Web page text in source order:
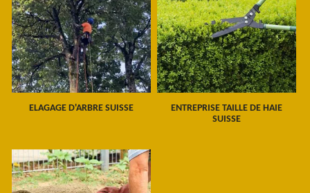
ELAGAGE D'ARBRE SUISSE
ENTREPRISE TAILLE DE HAIE
SUISSE